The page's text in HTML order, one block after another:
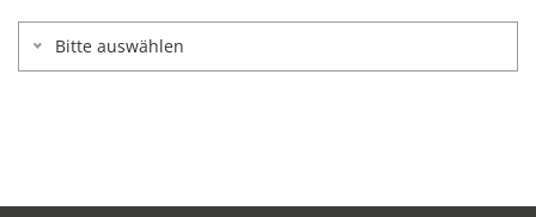
Bitte auswählen